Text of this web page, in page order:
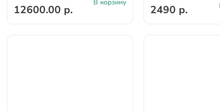
12600.00 р.
В корзину
2490 р.